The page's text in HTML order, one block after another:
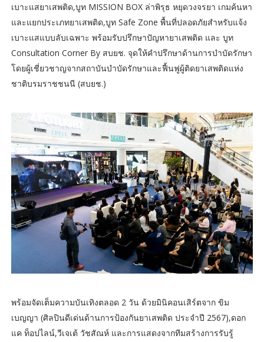
เบาะแสยาเสพติด,บูท MISSION BOX ล่าพิรุธ หยุดวงจรยา เกมค้นหา
และแยกประเภทยาเสพติด,บูท Safe Zone พื้นที่ปลอดภัยสำหรับแจ้ง
เบาะแสแบบลับเฉพาะ พร้อมรับปรึกษาปัญหายาเสพติด และ บูท
Consultation Corner By สบยช. จุดให้คำปรึกษาด้านการบำบัดรักษา
โดยผู้เชี่ยวชาญจากสถาบันบำบัดรักษาและฟื้นฟูผู้ติดยาเสพติดแห่ง
ชาติบรมราชชนนี (สบยช.)
พร้อมจัดเต็มความบันเทิงตลอด 2 วัน ด้วยมินิคอนเสิร์ตจาก ขิม
เบญญา (ศิลปินดีเด่นด้านการป้องกันยาเสพติด ประจำปี 2567),ดอก
แค ท็อปไลน์,วีเจเต้ วัชสัณห์ และการแสดงจากทีมสร้างการรับรู้